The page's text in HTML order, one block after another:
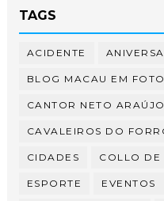
TAGS
ACIDENTE
BLOG MACAU EM
CANTOR NETO ARAÚJO
CAVALEIROS DO
CIDADES COLLO DE
ESPORTE EVENTOS